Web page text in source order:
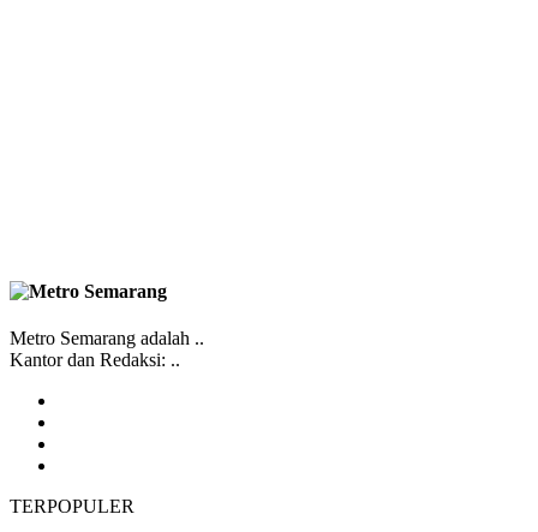
Metro Semarang adalah ..
Kantor dan Redaksi: ..
TERPOPULER